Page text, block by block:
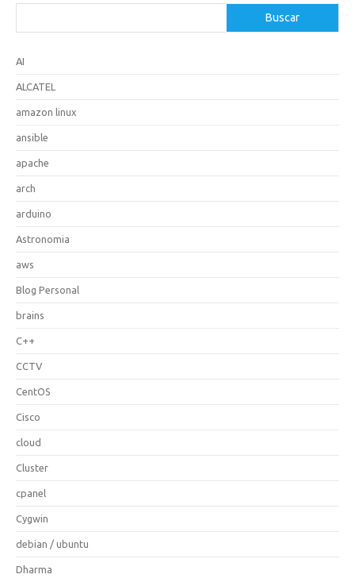
Buscar
AI
ALCATEL
amazon linux
ansible
apache
arch
arduino
Astronomia
aws
Blog Personal
brains
C++
CCTV
CentOS
Cisco
cloud
Cluster
cpanel
Cygwin
debian / ubuntu
Dharma